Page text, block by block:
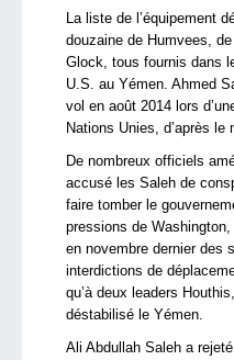
La liste de l’équipement
douzaine de Humvees,
Glock, tous fournis dans
U.S. au Yémen. Ahmed
vol en août 2014 lors
Nations Unies, d’après le
De nombreux officiels
accusé les Saleh de
faire tomber le
pressions de
en novembre dernier des
interdictions de
qu’à deux leaders
déstabilisé le Yémen.
Ali Abdullah Saleh a